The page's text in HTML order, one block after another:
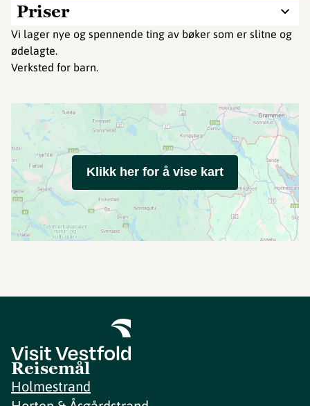
Priser
Vi lager nye og spennende ting av bøker som er slitne og
ødelagte.
Verksted for barn.
Klikk her for å vise kart
Reisemål
Holmestrand